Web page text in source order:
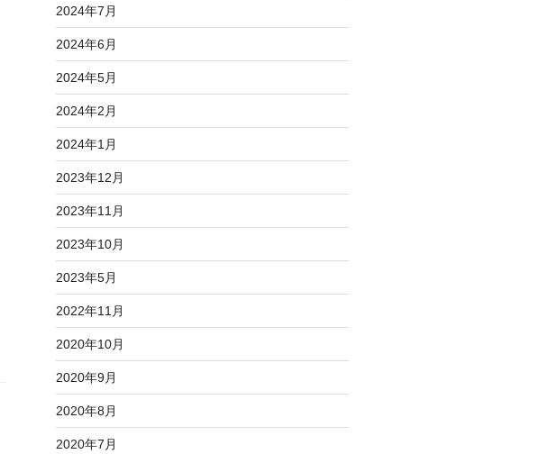
2024年7月
2024年6月
2024年5月
2024年2月
2024年1月
2023年12月
2023年11月
2023年10月
2023年5月
2022年11月
2020年10月
2020年9月
2020年8月
2020年7月